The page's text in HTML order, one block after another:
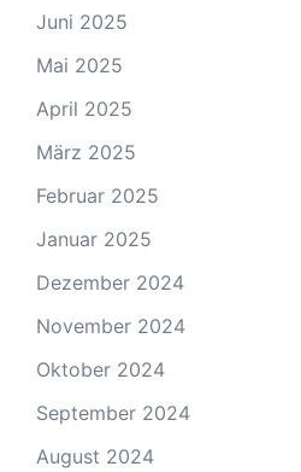
Juni 2025
Mai 2025
April 2025
März 2025
Februar 2025
Januar 2025
Dezember 2024
November 2024
Oktober 2024
September 2024
August 2024